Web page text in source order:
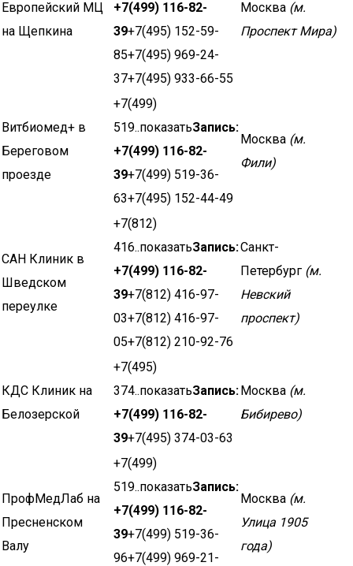
Европейский МЦ
на Щепкина
+7(499) 116-82-
39+7(495) 152-59-
85+7(495) 969-24-
37+7(495) 933-66-55
Москва (м.
Проспект Мира)
Витбиомед+ в
Береговом
проезде
+7(499)
519..показатьЗапись:
+7(499) 116-82-
39+7(499) 519-36-
63+7(495) 152-44-49
Москва (м.
Фили)
САН Клиник в
Шведском
переулке
+7(812)
416..показатьЗапись:
+7(499) 116-82-
39+7(812) 416-97-
03+7(812) 416-97-
05+7(812) 210-92-76
Санкт-
Петербург (м.
Невский
проспект)
КДС Клиник на
Белозерской
+7(495)
374..показатьЗапись:
+7(499) 116-82-
39+7(495) 374-03-63
Москва (м.
Бибирево)
ПрофМедЛаб на
Пресненском
Валу
+7(499)
519..показатьЗапись:
+7(499) 116-82-
39+7(499) 519-36-
96+7(499) 969-21-
Москва (м.
Улица 1905
года)